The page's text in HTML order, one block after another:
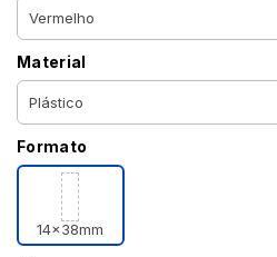
Material
Formato
14x38mm